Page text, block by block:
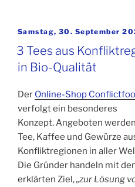
aus
dem
TeeGschwendner-
Sortiment“
Veröffentlicht
Samstag, 30. September
3 Tees aus
in Bio-Qualität
Der Online-Shop
verfolgt ein besonderes
Konzept. Angeboten werden
Tee, Kaffee und Gewürze
Konfliktregionen in aller
Die Gründer handeln mit
erklärten Ziel,„zur Lösung